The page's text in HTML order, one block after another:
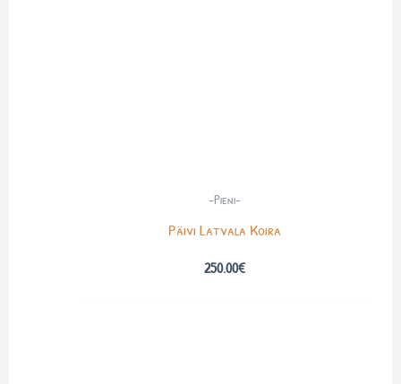
-Pieni-
Päivi Latvala Koira
250.00€